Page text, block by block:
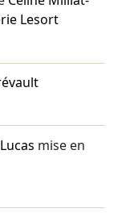
Lesort
mise en